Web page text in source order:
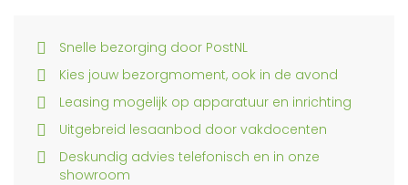
Snelle bezorging door PostNL
Kies jouw bezorgmoment, ook in de avond
Leasing mogelijk op apparatuur en inrichting
Uitgebreid lesaanbod door vakdocenten
Deskundig advies telefonisch en in onze
showroom